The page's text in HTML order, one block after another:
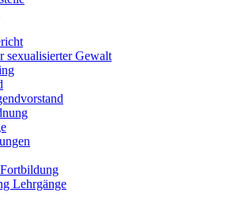
sexualisierter Gewalt
Lehrgänge